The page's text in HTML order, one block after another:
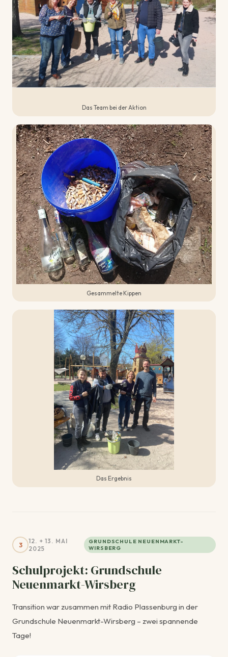
Das Team bei der Aktion
Gesammelte Kippen
Das Ergebnis
3
12. + 13. MAI
2025
GRUNDSCHULE NEUENMARKT-
WIRSBERG
Schulprojekt: Grundschule
Neuenmarkt-Wirsberg
Transition war zusammen mit Radio Plassenburg in der
Grundschule Neuenmarkt-Wirsberg – zwei spannende
Tage!